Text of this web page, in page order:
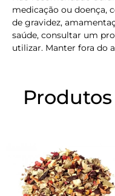
medicação ou doença,
de gravidez,
saúde, consultar um
utilizar. Manter fora do